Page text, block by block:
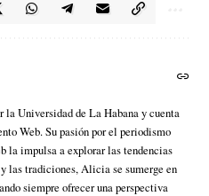
Universidad de La Habana y cuenta
Web. Su pasión por el periodismo
impulsa a explorar las tendencias
las tradiciones, Alicia se sumerge en
siempre ofrecer una perspectiva